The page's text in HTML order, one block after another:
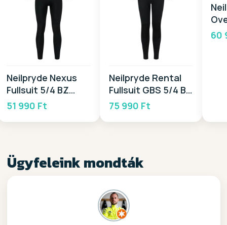
Neilpryde Nexus
Fullsuit 5/4 BZ
2026
51 990 Ft
Neilpryde Rental
Fullsuit GBS 5/4 BZ
2026
75 990 Ft
BZ
60
Ügyfeleink mondták